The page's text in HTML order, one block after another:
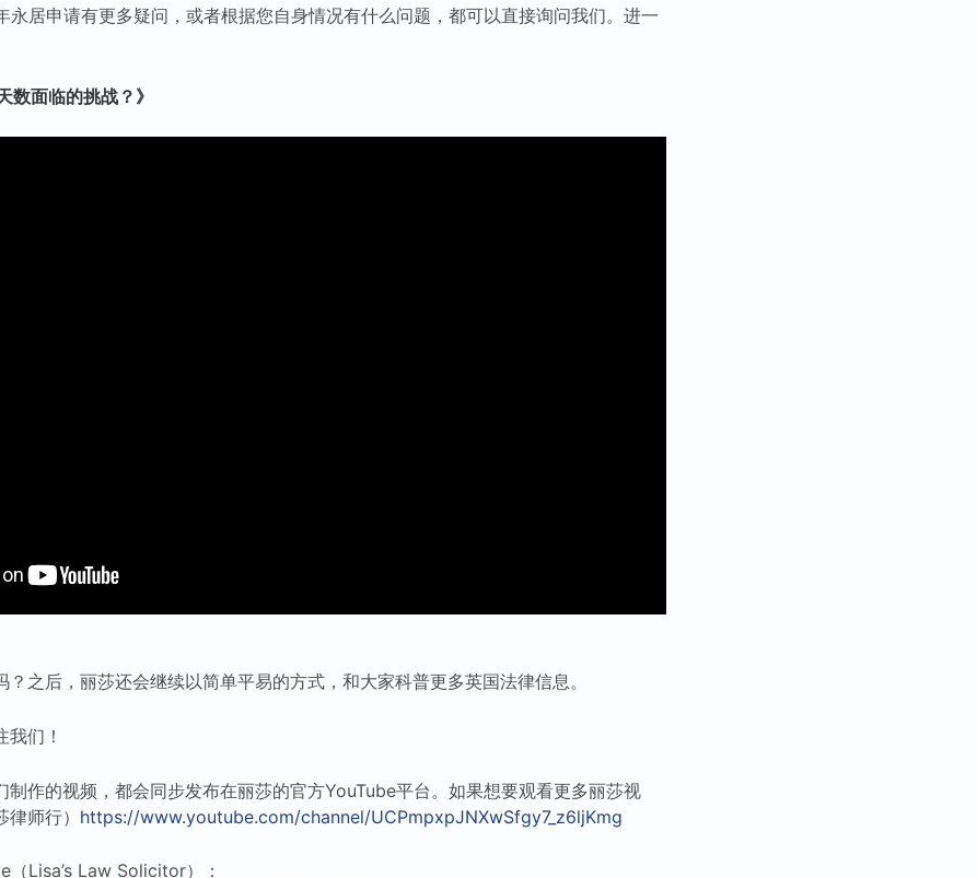
永居申请有更多疑问，或者根据您自身情况有什么问题，都可以直接询问我们。进一
数面临的挑战？》
之后，丽莎还会继续以简单平易的方式，和大家科普更多英国法律信息。
们！
制作的视频，都会同步发布在丽莎的官方YouTube平台。如果想要观看更多丽莎视
师行） https://www.youtube.com/channel/UCPmpxpJNXwSfgy7_z6ljKmg
（Lisa’s Law Solicitor）：